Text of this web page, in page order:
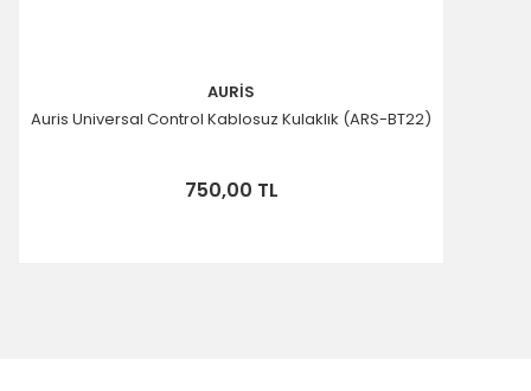
AURİS
Auris Universal Control Kablosuz Kulaklık (ARS-BT22)
750,00 TL